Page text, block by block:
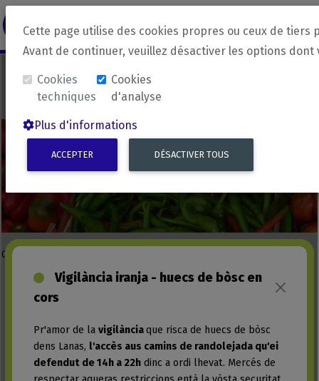
revirada Langue source Langue
Cette page utilise des cookies propres ou ceux de
Avant de continuer, veuillez désactiver les options dont
Cookies
techniques
Cookies
d'analyse
Plus d'informations
ACCEPTER DÉSACTIVER TOUS